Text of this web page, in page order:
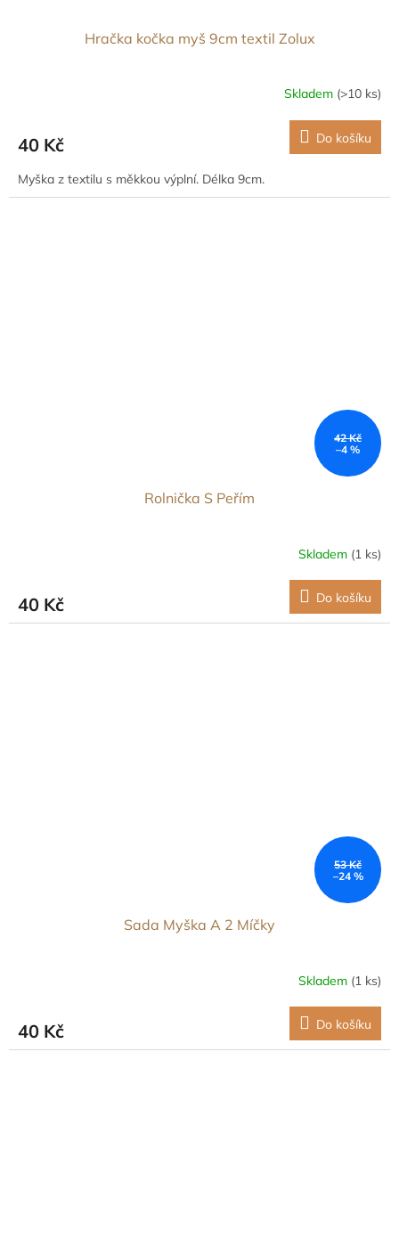
Hračka kočka myš 9cm textil Zolux
Skladem (>10 ks)
40 Kč Do košíku
Myška z textilu s měkkou výplní. Délka 9cm.
42 Kč
–4 %
Rolnička S Peřím
Skladem (1 ks)
40 Kč Do košíku
53 Kč
–24 %
Sada Myška A 2 Míčky
Skladem (1 ks)
40 Kč Do košíku